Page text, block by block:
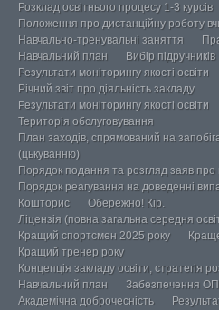
Розклад освітнього процесу 1-3 курсів
Положення про дистанційну роботу
Навчально-тренувальні заняття
Навчальний план
Вибір підручників
Результати моніторингу якості освіти
Річний звіт про діяльність закладу
Результати моніторингу якості освіти
Територія обслуговування
План заходів, спрямований на
(цькуванню)
Порядок подання та розгляд заяв про
Порядок реагування на доведенні
Кошторис
Обережно! Кір.
Ліцензія (повна загальна середня
Кращий спортсмен 2025 року
Кращий тренер року
Концепція закладу освіти, стратегія
Навчальний план
Забезпечення
Академічна доброчесність